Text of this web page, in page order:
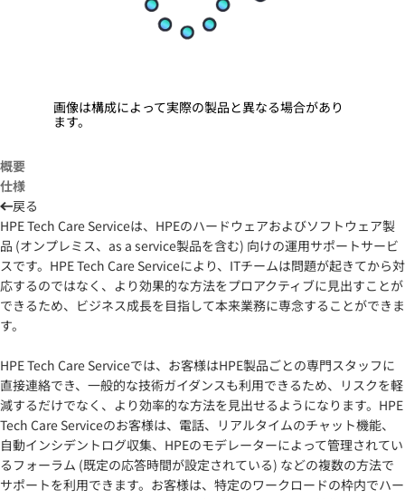
画像は構成によって実際の製品と異なる場合があり
ます。
概要
仕様
戻る
HPE Tech Care Serviceは、HPEのハードウェアおよびソフトウェア製
品 (オンプレミス、as a service製品を含む) 向けの運用サポートサービ
スです。HPE Tech Care Serviceにより、ITチームは問題が起きてから対
応するのではなく、より効果的な方法をプロアクティブに見出すことが
できるため、ビジネス成長を目指して本来業務に専念することができま
す。
HPE Tech Care Serviceでは、お客様はHPE製品ごとの専門スタッフに
直接連絡でき、一般的な技術ガイダンスも利用できるため、リスクを軽
減するだけでなく、より効率的な方法を見出せるようになります。HPE
Tech Care Serviceのお客様は、電話、リアルタイムのチャット機能、
自動インシデントログ収集、HPEのモデレーターによって管理されてい
るフォーラム (既定の応答時間が設定されている) などの複数の方法で
サポートを利用できます。お客様は、特定のワークロードの枠内でハー